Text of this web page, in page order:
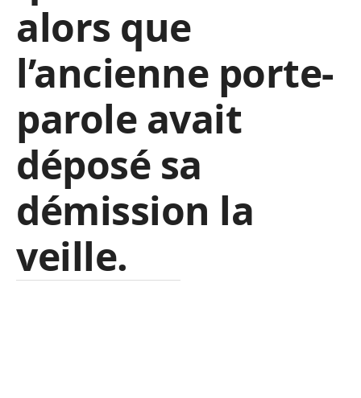
alors que
l’ancienne porte-
parole avait
déposé sa
démission la
veille.